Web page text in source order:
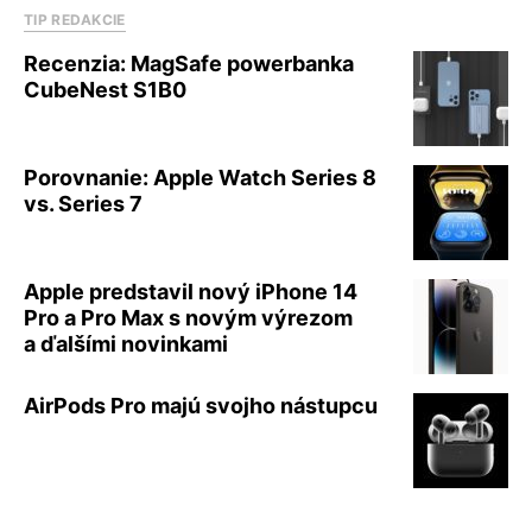
TIP REDAKCIE
Recenzia: MagSafe powerbanka
CubeNest S1B0
Porovnanie: Apple Watch Series 8
vs. Series 7
Apple predstavil nový iPhone 14
Pro a Pro Max s novým výrezom
a ďalšími novinkami
AirPods Pro majú svojho nástupcu